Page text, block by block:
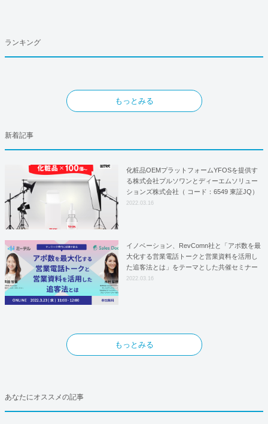
ランキング
もっとみる
新着記事
化粧品OEMプラットフォームYFOSを提供す
る株式会社プルソワンとディーエムソリュー
ションズ株式会社（ コード：6549 東証JQ）
はYFOSにおけるロジスティクスパートナー
2022.03.16
イノベーション、RevComn社と「アポ数を最
大化する営業電話トークと営業資料を活用し
た追客法とは」をテーマとした共催セミナー
を開催！
2022.03.16
もっとみる
あなたにオススメの記事